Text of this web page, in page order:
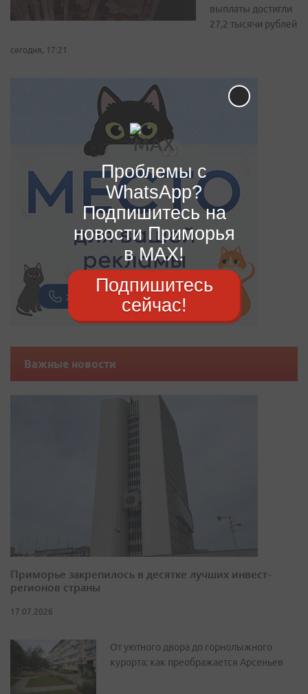
выплаты достигли
27,2 тысячи рублей
сегодня, 17:21
Важные новости
Приморье закрепилось в десятке лучших инвест-
регионов страны
17.07.2026
От уютного двора до горнолыжного
курорта: как преображается Арсеньев
Проблемы с
WhatsApp?
Подпишитесь на
новости Приморья
в MAX!
Подпишитесь
сейчас!